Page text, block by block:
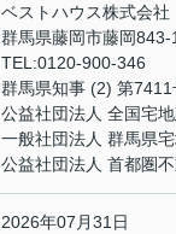
ベストハウス株式会社
群馬県藤岡市藤岡843-1
TEL:0120-900-346
群馬県知事 (2) 第7411
公益社団法人 全国宅
一般社団法人 群馬県
公益社団法人 首都圏
2026年07月31日